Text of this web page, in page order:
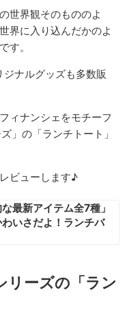
世界観そのもののよ
界に入り込んだかのよ
す。
ナルグッズも多数販
ィナンシェをモチーフ
」の「ランチトート」
ビューします♪
最新アイテム全7種」
いさだよ！ランチバ
リーズの「ラン